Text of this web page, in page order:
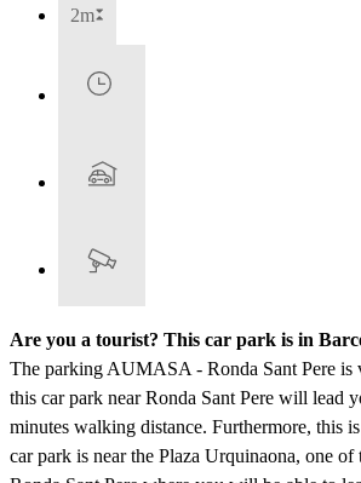
2m
Are you a tourist? This car park is in
The parking AUMASA - Ronda Sant Pere
this car park near Ronda Sant Pere will lead
minutes walking distance. Furthermore, this
car park is near the Plaza Urquinaona, one